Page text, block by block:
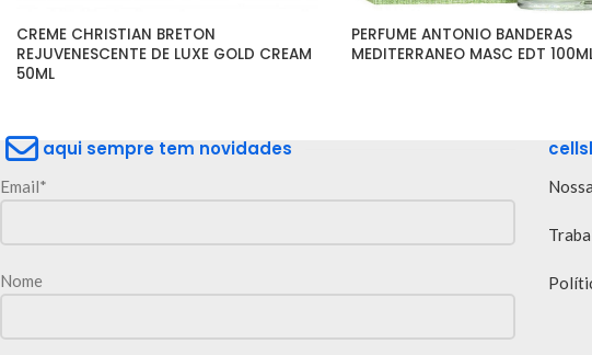
CREME CHRISTIAN BRETON
REJUVENESCENTE DE LUXE GOLD CREAM
50ML
PERFUME ANTONIO BANDERAS
MEDITERRANEO MASC EDT
aqui sempre tem novidades
Email*
Nome